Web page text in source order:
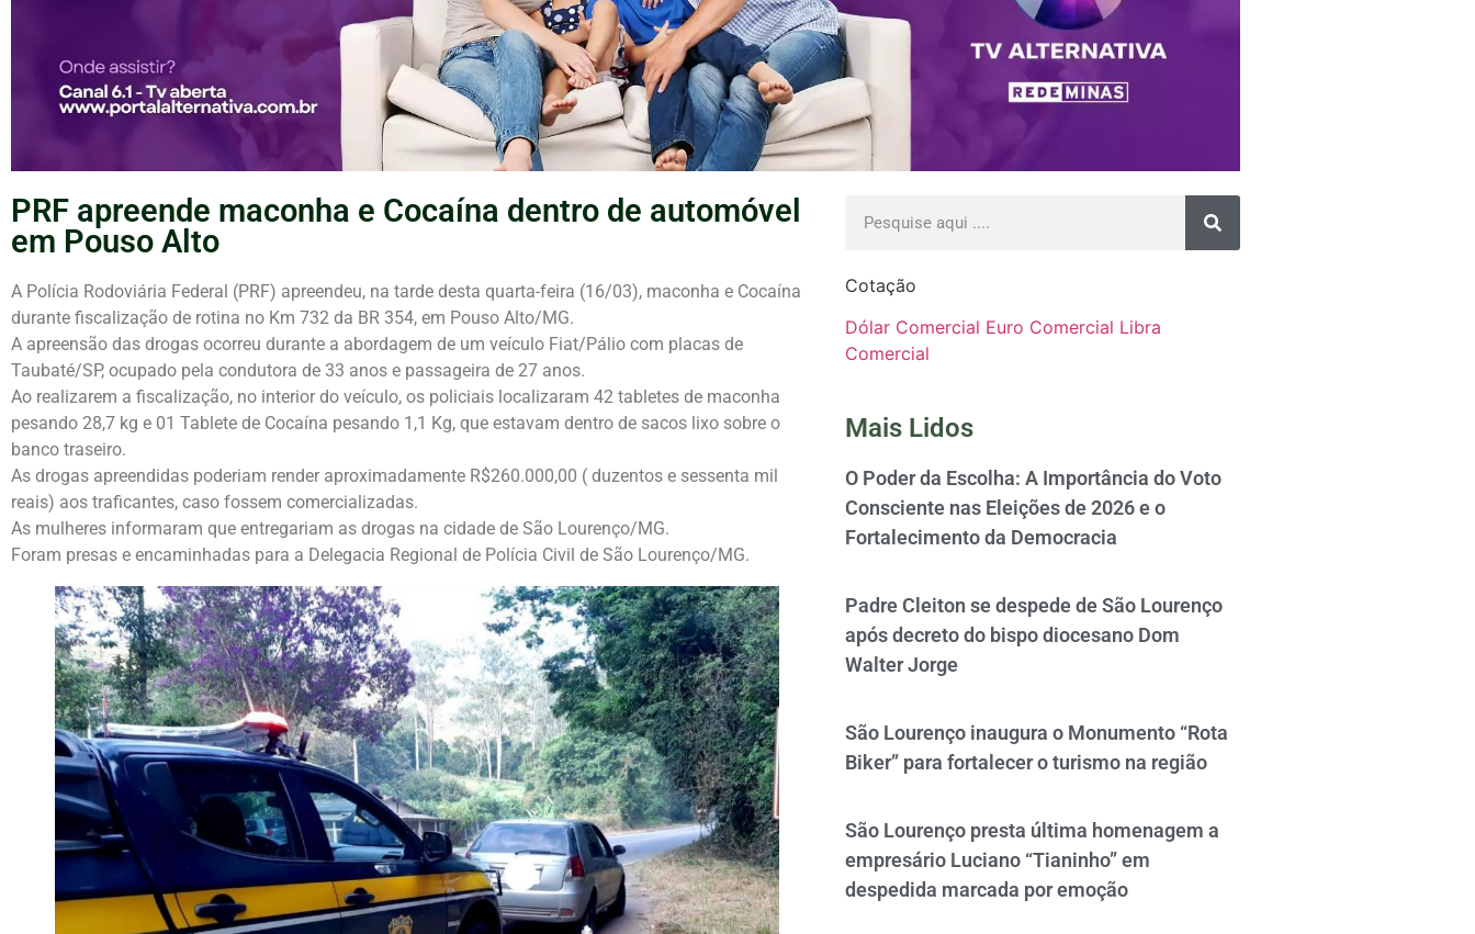
PRF apreende maconha e Cocaína dentro de automóvel
em Pouso Alto
A Polícia Rodoviária Federal (PRF) apreendeu, na tarde desta quarta-feira (16/03), maconha e Cocaína
durante fiscalização de rotina no Km 732 da BR 354, em Pouso Alto/MG.
A apreensão das drogas ocorreu durante a abordagem de um veículo Fiat/Pálio com placas de
Taubaté/SP, ocupado pela condutora de 33 anos e passageira de 27 anos.
Ao realizarem a fiscalização, no interior do veículo, os policiais localizaram 42 tabletes de maconha
pesando 28,7 kg e 01 Tablete de Cocaína pesando 1,1 Kg, que estavam dentro de sacos lixo sobre o
banco traseiro.
As drogas apreendidas poderiam render aproximadamente R$260.000,00 ( duzentos e sessenta mil
reais) aos traficantes, caso fossem comercializadas.
As mulheres informaram que entregariam as drogas na cidade de São Lourenço/MG.
Foram presas e encaminhadas para a Delegacia Regional de Polícia Civil de São Lourenço/MG.
Cotação
Dólar Comercial Euro Comercial Libra
Comercial
Mais Lidos
O Poder da Escolha: A Importância do Voto
Consciente nas Eleições de 2026 e o
Fortalecimento da Democracia
Padre Cleiton se despede de São Lourenço
após decreto do bispo diocesano Dom
Walter Jorge
São Lourenço inaugura o Monumento “Rota
Biker” para fortalecer o turismo na região
São Lourenço presta última homenagem a
empresário Luciano “Tianinho” em
despedida marcada por emoção